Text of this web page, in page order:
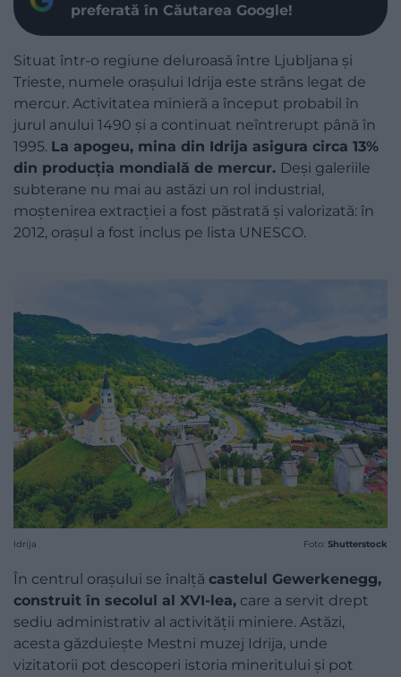
preferată în Căutarea Google!
Situat într-o regiune deluroasă între Ljubljana și
Trieste, numele orașului Idrija este strâns legat de
mercur. Activitatea minieră a început probabil în
jurul anului 1490 și a continuat neîntrerupt până în
1995. La apogeu, mina din Idrija asigura circa 13%
din producția mondială de mercur. Deși galeriile
subterane nu mai au astăzi un rol industrial,
moștenirea extracției a fost păstrată și valorizată: în
2012, orașul a fost inclus pe lista UNESCO.
Idrija Foto: Shutterstock
În centrul orașului se înalță castelul Gewerkenegg,
construit în secolul al XVI-lea, care a servit drept
sediu administrativ al activității miniere. Astăzi,
acesta găzduiește Mestni muzej Idrija, unde
vizitatorii pot descoperi istoria mineritului și pot